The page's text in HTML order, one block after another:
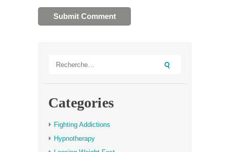
Categories
Fighting Addictions
Hypnotherapy